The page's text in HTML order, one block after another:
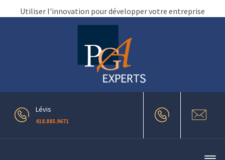
Utiliser l'innovation pour développer votre entreprise
Lévis
418.885.9671